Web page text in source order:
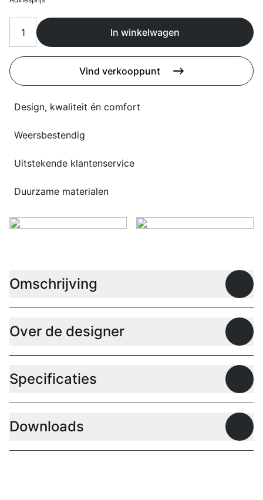
Deals
Flagship stores
Contact
3D modellen
Werken bij
Over ons
In winkelwagen
Vind verkooppunt
Design, kwaliteit én comfort
Weersbestendig
Uitstekende klantenservice
Duurzame materialen
Omschrijving
Over de designer
Specificaties
Downloads